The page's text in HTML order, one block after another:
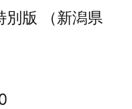
別版 （新潟県